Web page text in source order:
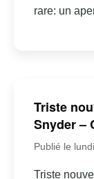
rare: un
Triste
Snyder –
Publié le
Triste